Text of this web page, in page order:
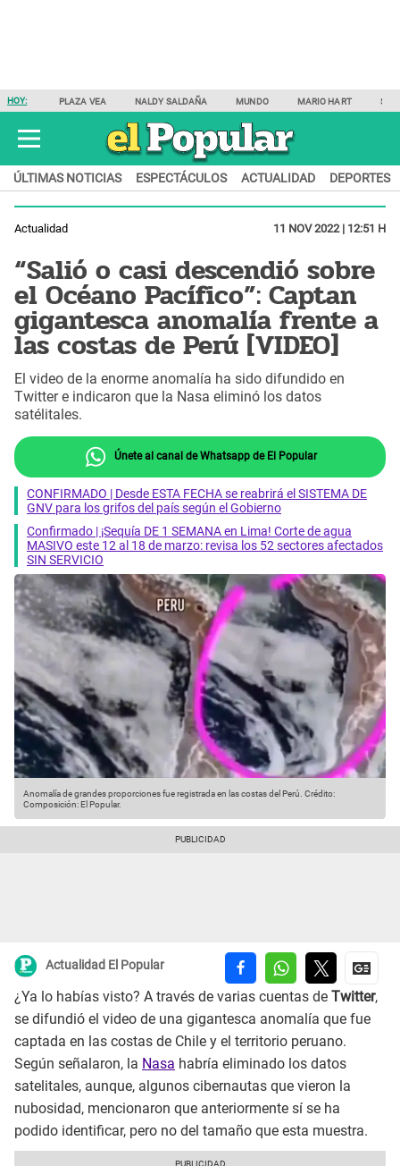
HOY: PLAZA VEA NALDY SALDAÑA MUNDO MARIO HART
ÚLTIMAS NOTICIAS ESPECTÁCULOS ACTUALIDAD DEPORTES
Actualidad 11 NOV 2022 | 12:51 H
“Salió o casi descendió sobre
el Océano Pacífico”: Captan
gigantesca anomalía frente a
las costas de Perú [VIDEO]
El video de la enorme anomalía ha sido difundido en
Twitter e indicaron que la Nasa eliminó los datos
satélitales.
Únete al canal de Whatsapp de El Popular
CONFIRMADO | Desde ESTA FECHA se reabrirá el SISTEMA DE
GNV para los grifos del país según el Gobierno
Confirmado | ¡Sequía DE 1 SEMANA en Lima! Corte de agua
MASIVO este 12 al 18 de marzo: revisa los 52 sectores afectados
SIN SERVICIO
Anomalía de grandes proporciones fue registrada en las costas del Perú. Crédito:
Composición: El Popular.
Actualidad El Popular
¿Ya lo habías visto? A través de varias cuentas de Twitter,
se difundió el video de una gigantesca anomalía que fue
captada en las costas de Chile y el territorio peruano.
Según señalaron, la Nasa habría eliminado los datos
satelitales, aunque, algunos cibernautas que vieron la
nubosidad, mencionaron que anteriormente sí se ha
podido identificar, pero no del tamaño que esta muestra.